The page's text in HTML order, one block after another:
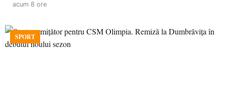
acum 8 ore
SPORT